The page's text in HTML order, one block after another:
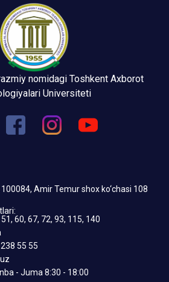
nomidagi Toshkent Axborot
Universiteti
Amir Temur shox ko‘chasi 108
60, 67, 72, 93, 115, 140
55 55
- Juma 8:30 - 18:00